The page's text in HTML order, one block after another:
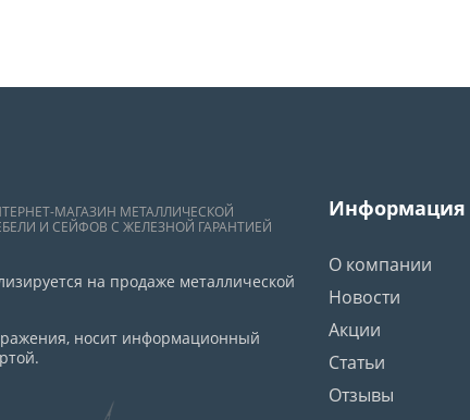
МАГАЗИН МЕТАЛЛИЧЕСКОЙ
И СЕЙФОВ С ЖЕЛЕЗНОЙ ГАРАНТИЕЙ
на продаже металлической
носит информационный
Информация
О компании
Новости
Акции
Статьи
Отзывы